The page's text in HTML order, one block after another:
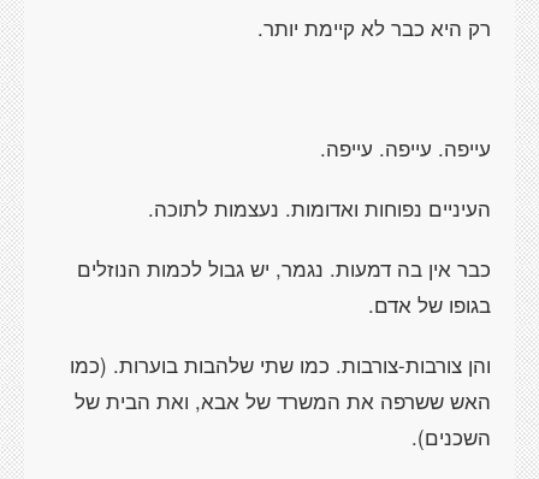
רק היא כבר לא קיימת יותר.
עייפה. עייפה. עייפה.
העיניים נפוחות ואדומות. נעצמות לתוכה.
כבר אין בה דמעות. נגמר, יש גבול לכמות הנוזלים
בגופו של אדם.
והן צורבות-צורבות. כמו שתי שלהבות בוערות. (כמו
האש ששרפה את המשרד של אבא, ואת הבית של
השכנים).